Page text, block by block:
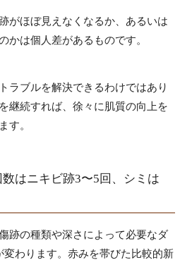
がほぼ見えなくなるか、あるいは
かは個人差があるものです。
ラブルを解決できるわけではあり
継続すれば、徐々に肌質の向上を
す。
はニキビ跡3〜5回、シミは
跡の種類や深さによって必要なダ
変わります。赤みを帯びた比較的新